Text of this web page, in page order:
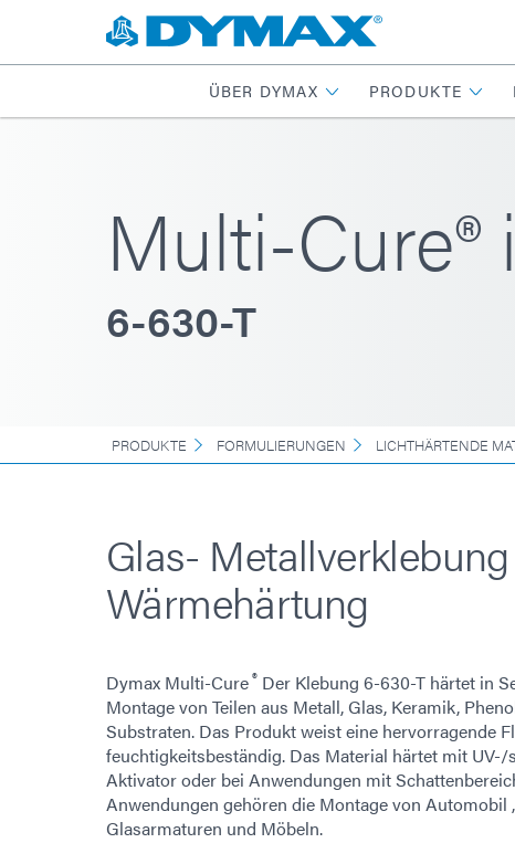
ÜBER DYMAX PRODUKTE
Multi-
6-630-T
PRODUKTE FORMULIERUNGEN LICHTHÄRTENDE
Glas-
Wärmehärtung
Dymax Multi-Cure® Der Klebung 6-630-T härtet in
Montage von Teilen aus Metall, Glas, Keramik,
Substraten. Das Produkt weist eine hervorragende
feuchtigkeitsbeständig. Das Material härtet mit
Aktivator oder bei Anwendungen mit
Anwendungen gehören die Montage von Automobil
Glasarmaturen und Möbeln.